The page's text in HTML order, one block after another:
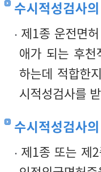
수시적성검사
제1종 운전면
애가 되는 후천
하는데 적합한
시적성검사를
수시적성검사
제1종 또는 제